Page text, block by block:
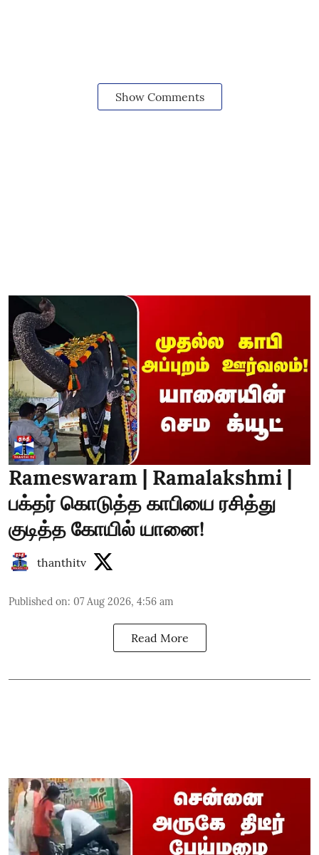
Show Comments
Rameswaram | Ramalakshmi |
பக்தர் கொடுத்த காபியை ரசித்து
குடித்த கோயில் யானை!
thanthitv
Published on: 07 Aug 2026, 4:56 am
Read More